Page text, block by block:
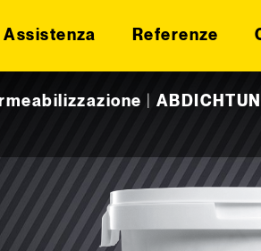
Assistenza Referenze